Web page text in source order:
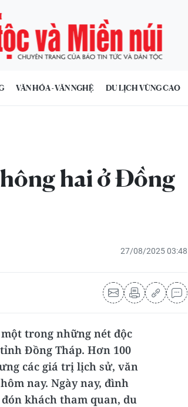
VĂN HÓA - VĂN NGHỆ DU LỊCH VÙNG CAO
hai ở Đồng
27/08/2025 03:48
trong những nét độc
Đồng Tháp. Hơn 100
các giá trị lịch sử, văn
nay. Ngày nay, đình
khách tham quan, du